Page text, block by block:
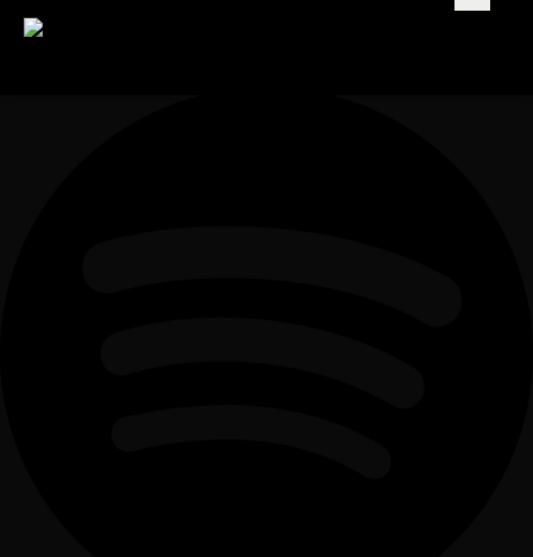
Folgt uns auf: